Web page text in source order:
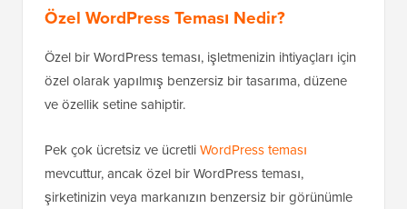
Özel WordPress Teması Nedir?
Özel bir WordPress teması, işletmenizin ihtiyaçları için
özel olarak yapılmış benzersiz bir tasarıma, düzene
ve özellik setine sahiptir.
Pek çok ücretsiz ve ücretliWordPress teması
mevcuttur, ancak özel bir WordPress teması,
şirketinizin veya markanızın benzersiz bir görünümle